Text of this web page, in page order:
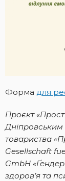
Форма для
Проєкт
Дніпровським
товариства
Gesellschaft
GmbH
здоров’я та